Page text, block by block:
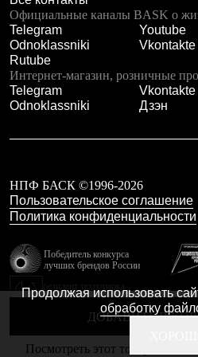
Чуни
Уход за обувью
Аксессуары
Головные уборы
Шапки
Балаклавы и маски
Кепки и бейсболки
Шарфы
Перчатки
Рукавицы
Носки
Полезные аксессуары
Брелки
Ремни
Шевроны
Опушки
Термоковрики
Уход за одеждой
В Арктику
Коллекции
ДОБАВИТЬ В
Посмотреть этот товар в
Официальные каналы BASK о
Telegram
Youtube
Odnoklassniki
Vkontakte
Rutube
Интернет-магазин, розничные
Telegram
Vkontakte
Odnoklassniki
Дзэн
НПФ БАСК ©1996-2026
Пользовательское соглашение
Политика конфиденциальности
Победитель конкурса
лучших брендов России
Калибр
Сделано в Braind
Продолжая использовать
обработку